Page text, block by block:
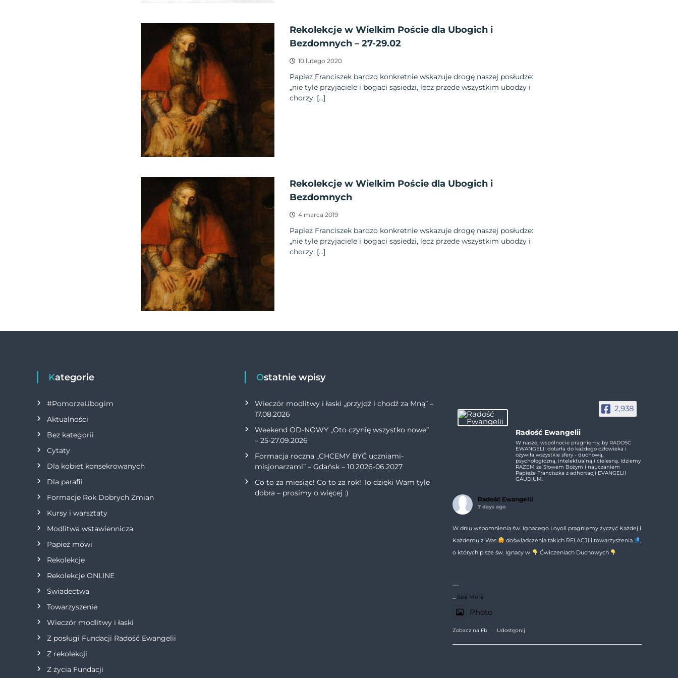
Rekolekcje w Wielkim Poście dla Ubogich i
Bezdomnych – 27-29.02
10 lutego 2020
Papież Franciszek bardzo konkretnie wskazuje drogę naszej posłudze:
„nie tyle przyjaciele i bogaci sąsiedzi, lecz przede wszystkim ubodzy i
chorzy, […]
Rekolekcje w Wielkim Poście dla Ubogich i
Bezdomnych
4 marca 2019
Papież Franciszek bardzo konkretnie wskazuje drogę naszej posłudze:
„nie tyle przyjaciele i bogaci sąsiedzi, lecz przede wszystkim ubodzy i
chorzy, […]
Kategorie
#PomorzeUbogim
Aktualności
Bez kategorii
Cytaty
Dla kobiet konsekrowanych
Dla parafii
Formacje Rok Dobrych Zmian
Kursy i warsztaty
Modlitwa wstawiennicza
Papież mówi
Rekolekcje
Rekolekcje ONLINE
Świadectwa
Towarzyszenie
Wieczór modlitwy i łaski
Z posługi Fundacji Radość Ewangelii
Z rekolekcji
Z życia Fundacji
Ostatnie wpisy
Wieczór modlitwy i łaski „przyjdź i chodź za Mną” –
17.08.2026
Weekend OD-NOWY „Oto czynię wszystko nowe”
– 25-27.09.2026
Formacja roczna „CHCEMY BYĆ uczniami-
misjonarzami” – Gdańsk – 10.2026-06.2027
Co to za miesiąc! Co to za rok! To dzięki Wam tyle
dobra – prosimy o więcej :)
2,938
Radość Ewangelii
W naszej wspólnocie pragniemy, by RADOŚĆ
EWANGELII dotarła do każdego człowieka i
ożywiła wszystkie sfery - duchową,
psychologiczną, intelektualną i cielesną. Idziemy
RAZEM za Słowem Bożym i nauczaniem
Papieża Franciszka z adhortacji EVANGELII
GAUDIUM.
Radość Ewangelii
7 days ago
W dniu wspomnienia św. Ignacego Loyoli pragniemy życzyć Każdej i
Każdemu z Was
doświadczenia takich RELACJI i towarzyszenia
o których pisze św. Ignacy w
Ćwiczeniach Duchowych
---
See More
Photo
Zobacz na Fb · Udostępnij